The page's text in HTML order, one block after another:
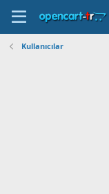
Kullanıcılar